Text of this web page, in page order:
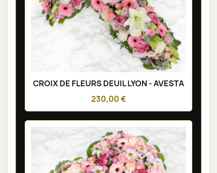
CROIX DE FLEURS DEUIL LYON - AVESTA
230,00 €